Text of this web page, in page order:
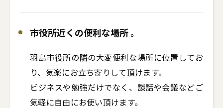
市役所近くの便利な場所 。
羽島市役所の隣の大変便利な場所に位置してお
り、気楽にお立ち寄りして頂けます。
ビジネスや勉強だけでなく、談話や会議などご
気軽に自由にお使い頂けます。